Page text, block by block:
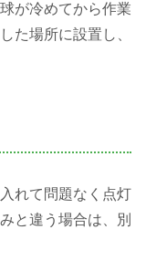
が冷めてから作業
た場所に設置し、
れて問題なく点灯
と違う場合は、別